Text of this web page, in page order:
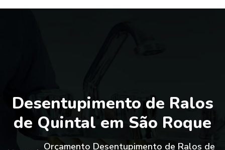
Desentupimento de Ralos
de Quintal em São Roque
Orçamento Desentupimento de Ralos de